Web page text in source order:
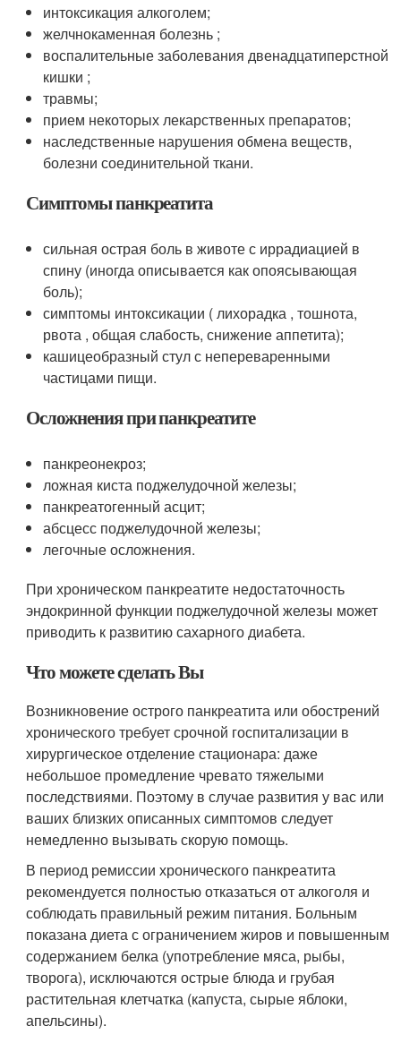
интоксикация алкоголем;
желчнокаменная болезнь ;
воспалительные заболевания двенадцатиперстной
кишки ;
травмы;
прием некоторых лекарственных препаратов;
наследственные нарушения обмена веществ,
болезни соединительной ткани.
Симптомы панкреатита
сильная острая боль в животе с иррадиацией в
спину (иногда описывается как опоясывающая
боль);
симптомы интоксикации ( лихорадка , тошнота,
рвота , общая слабость, снижение аппетита);
кашицеобразный стул с непереваренными
частицами пищи.
Осложнения при панкреатите
панкреонекроз;
ложная киста поджелудочной железы;
панкреатогенный асцит;
абсцесс поджелудочной железы;
легочные осложнения.
При хроническом панкреатите недостаточность
эндокринной функции поджелудочной железы может
приводить к развитию сахарного диабета.
Что можете сделать Вы
Возникновение острого панкреатита или обострений
хронического требует срочной госпитализации в
хирургическое отделение стационара: даже
небольшое промедление чревато тяжелыми
последствиями. Поэтому в случае развития у вас или
ваших близких описанных симптомов следует
немедленно вызывать скорую помощь.
В период ремиссии хронического панкреатита
рекомендуется полностью отказаться от алкоголя и
соблюдать правильный режим питания. Больным
показана диета с ограничением жиров и повышенным
содержанием белка (употребление мяса, рыбы,
творога), исключаются острые блюда и грубая
растительная клетчатка (капуста, сырые яблоки,
апельсины).